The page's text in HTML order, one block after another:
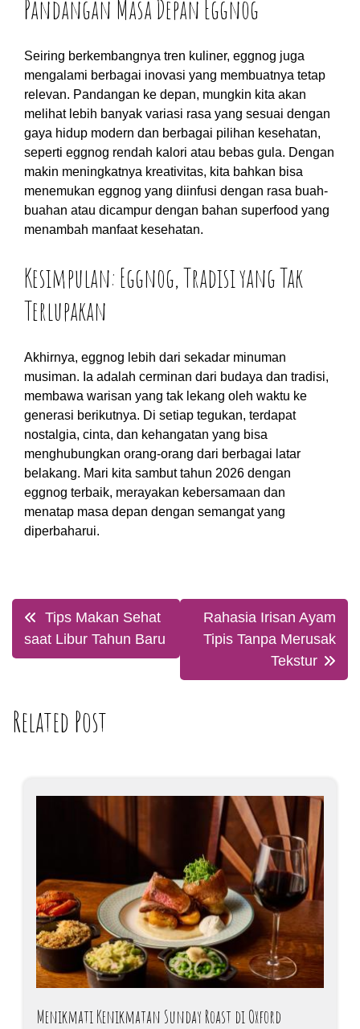
Pandangan Masa Depan Eggnog
Seiring berkembangnya tren kuliner, eggnog juga
mengalami berbagai inovasi yang membuatnya tetap
relevan. Pandangan ke depan, mungkin kita akan
melihat lebih banyak variasi rasa yang sesuai dengan
gaya hidup modern dan berbagai pilihan kesehatan,
seperti eggnog rendah kalori atau bebas gula. Dengan
makin meningkatnya kreativitas, kita bahkan bisa
menemukan eggnog yang diinfusi dengan rasa buah-
buahan atau dicampur dengan bahan superfood yang
menambah manfaat kesehatan.
Kesimpulan: Eggnog, Tradisi yang Tak
Terlupakan
Akhirnya, eggnog lebih dari sekadar minuman
musiman. Ia adalah cerminan dari budaya dan tradisi,
membawa warisan yang tak lekang oleh waktu ke
generasi berikutnya. Di setiap tegukan, terdapat
nostalgia, cinta, dan kehangatan yang bisa
menghubungkan orang-orang dari berbagai latar
belakang. Mari kita sambut tahun 2026 dengan
eggnog terbaik, merayakan kebersamaan dan
menatap masa depan dengan semangat yang
diperbaharui.
Post
navigation
Tips Makan Sehat
saat Libur Tahun Baru
Rahasia Irisan Ayam
Tipis Tanpa Merusak
Tekstur
Related Post
Menikmati Kenikmatan Sunday Roast di Oxford